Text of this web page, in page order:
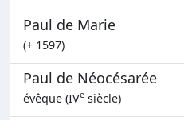
Paul de Marie
(+ 1597)
Paul de Néocésarée
évêque (IVe siècle)